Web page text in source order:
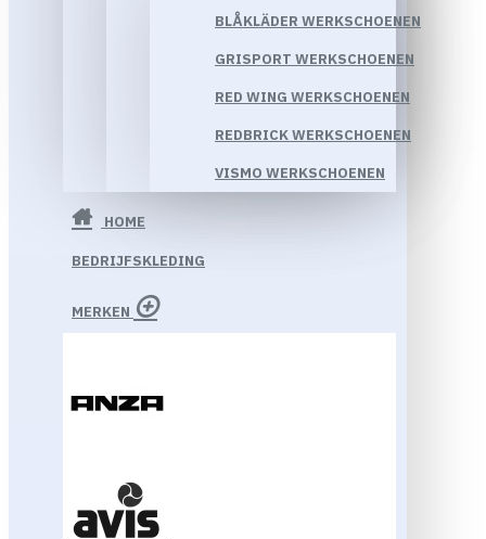
BLÅKLÄDER WERKSCHOENEN
GRISPORT WERKSCHOENEN
RED WING WERKSCHOENEN
REDBRICK WERKSCHOENEN
VISMO WERKSCHOENEN
HOME
BEDRIJFSKLEDING
MERKEN